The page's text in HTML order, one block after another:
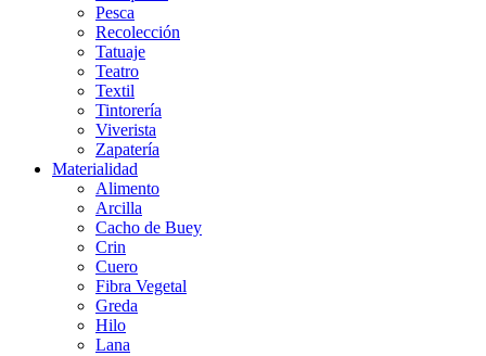
Pesca
Recolección
Tatuaje
Teatro
Textil
Tintorería
Viverista
Zapatería
Materialidad
Alimento
Arcilla
Cacho de Buey
Crin
Cuero
Fibra Vegetal
Greda
Hilo
Lana